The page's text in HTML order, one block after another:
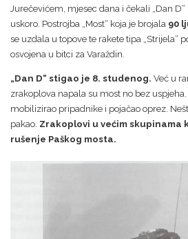
Jurečevićem, mjesec dana i čekali „Dan
uskoro. Postrojba „Most“ koja je brojala 90
se uzdala u topove te rakete tipa „Strijela“
osvojena u bitci za Varaždin.
„Dan D“ stigao je 8. studenog. Već u
zrakoplova napala su most no bez
mobilizirao pripadnike i pojačao oprez.
pakao. Zrakoplovi u većim skupinama
rušenje Paškog mosta.